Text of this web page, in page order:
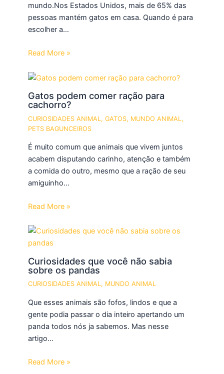
mundo.Nos Estados Unidos, mais de 65% das
pessoas mantém gatos em casa. Quando é para
escolher a…
Read More »
Gatos podem comer ração para
cachorro?
CURIOSIDADES ANIMAL ,GATOS, MUNDO ANIMAL ,
PETS BAGUNCEIROS
É muito comum que animais que vivem juntos
acabem disputando carinho, atenção e também
a comida do outro, mesmo que a ração de seu
amiguinho…
Read More »
Curiosidades que você não sabia
sobre os pandas
CURIOSIDADES ANIMAL, MUNDO ANIMAL
Que esses animais são fofos, lindos e que a
gente podia passar o dia inteiro apertando um
panda todos nós ja sabemos. Mas nesse
artigo…
Read More »